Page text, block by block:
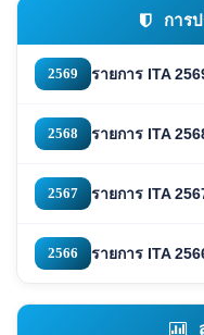
การ
2569 รายการ ITA
2568 รายการ ITA
2567 รายการ ITA
2566 รายการ ITA